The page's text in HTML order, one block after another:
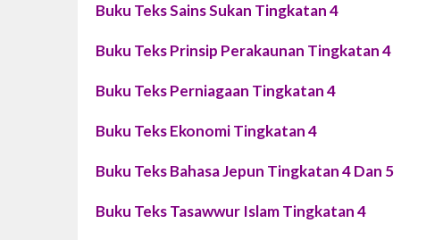
Buku Teks Sains Sukan Tingkatan 4
Buku Teks Prinsip Perakaunan Tingkatan 4
Buku Teks Perniagaan Tingkatan 4
Buku Teks Ekonomi Tingkatan 4
Buku Teks Bahasa Jepun Tingkatan 4 Dan 5
Buku Teks Tasawwur Islam Tingkatan 4